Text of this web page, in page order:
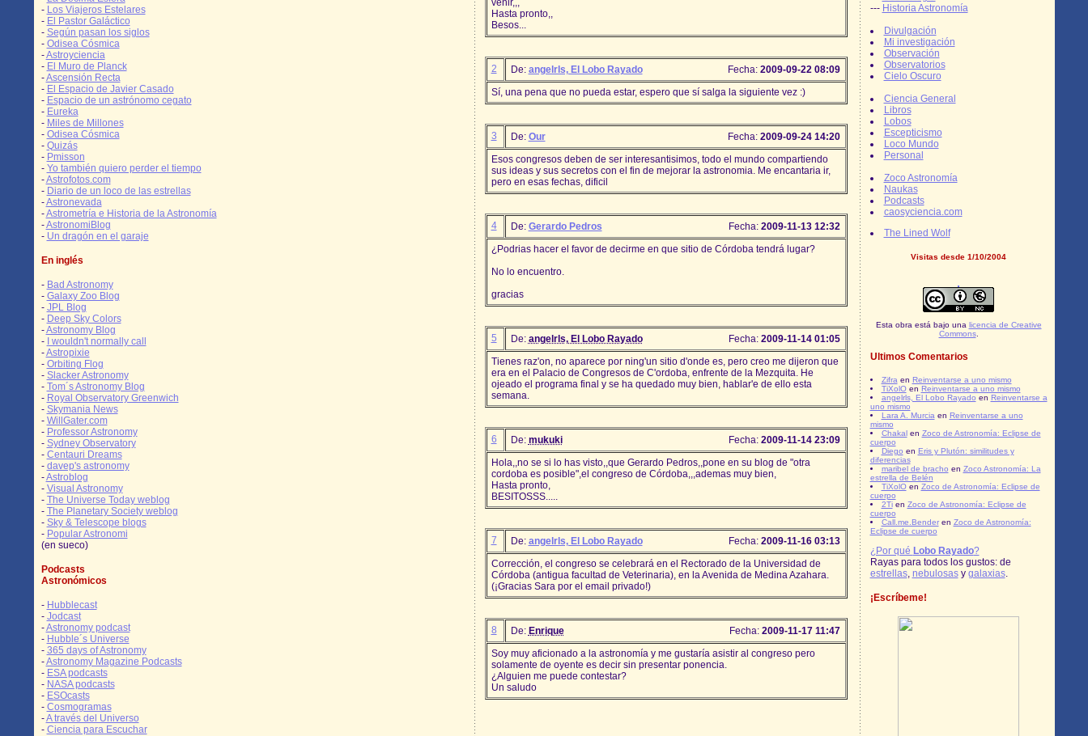
- Los Viajeros Estelares
- El Pastor Galáctico
- Según pasan los siglos
- Odisea Cósmica
-Astroyciencia
- El Muro de Planck
-Ascensión Recta
- El Espacio de Javier Casado
- Espacio de un astrónomo cegato
- Eureka
- Miles de Millones
- Odisea Cósmica
- Quizás
- Pmisson
- Yo también quiero perder el tiempo
-Astrofotos.com
- Diario de un loco de las estrellas
-Astronevada
-Astrometría e Historia de la Astronomía
-AstronomiBlog
- Un dragón en el garaje
En inglés
- Bad Astronomy
- Galaxy Zoo Blog
- JPL Blog
- Deep Sky Colors
-Astronomy Blog
- I wouldn't normally call
-Astropixie
- Orbiting Flog
- Slacker Astronomy
- Tom´s Astronomy Blog
- Royal Observatory Greenwich
- Skymania News
- WillGater.com
- Professor Astronomy
- Sydney Observatory
- Centauri Dreams
- davep's astronomy
-Astroblog
- Visual Astronomy
- The Universe Today weblog
- The Planetary Society weblog
- Sky & Telescope blogs
- Popular Astronomi
(en sueco)
Podcasts
Astronómicos
- Hubblecast
- Jodcast
-Astronomy podcast
- Hubble´s Universe
- 365 days of Astronomy
-Astronomy Magazine Podcasts
- ESA podcasts
- NASA podcasts
- ESOcasts
- Cosmogramas
-A través del Universo
- Ciencia para Escuchar
venir,,,
Hasta pronto,,
Besos...
2 De: angelrls, El Lobo Rayado Fecha: 2009-09-22 08:09
Sí, una pena que no pueda estar, espero que sí salga la siguiente vez :)
3 De: Our Fecha: 2009-09-24 14:20
Esos congresos deben de ser interesantisimos, todo el mundo compartiendo
sus ideas y sus secretos con el fin de mejorar la astronomia. Me encantaria ir,
pero en esas fechas, dificil
4 De: Gerardo Pedros Fecha: 2009-11-13 12:32
¿Podrias hacer el favor de decirme en que sitio de Córdoba tendrá lugar?
No lo encuentro.
gracias
5 De: angelrls, El Lobo Rayado Fecha: 2009-11-14 01:05
Tienes raz'on, no aparece por ning'un sitio d'onde es, pero creo me dijeron que
era en el Palacio de Congresos de C'ordoba, enfrente de la Mezquita. He
ojeado el programa final y se ha quedado muy bien, hablar'e de ello esta
semana.
6 De: mukuki Fecha: 2009-11-14 23:09
Hola,,no se si lo has visto,,que Gerardo Pedros,,pone en su blog de "otra
cordoba es posible",el congreso de Córdoba,,,ademas muy bien,
Hasta pronto,
BESITOSSS.....
7 De: angelrls, El Lobo Rayado Fecha: 2009-11-16 03:13
Corrección, el congreso se celebrará en el Rectorado de la Universidad de
Córdoba (antigua facultad de Veterinaria), en la Avenida de Medina Azahara.
(¡Gracias Sara por el email privado!)
8 De: Enrique Fecha: 2009-11-17 11:47
Soy muy aficionado a la astronomía y me gustaría asistir al congreso pero
solamente de oyente es decir sin presentar ponencia.
¿Alguien me puede contestar?
Un saludo
--- Historia Astronomía
Divulgación
Mi investigación
Observación
Observatorios
Cielo Oscuro
Ciencia General
Libros
Lobos
Escepticismo
Loco Mundo
Personal
Zoco Astronomía
Naukas
Podcasts
caosyciencia.com
The Lined Wolf
Visitas desde 1/10/2004
Esta obra está bajo una licencia de Creative
Commons.
Ultimos Comentarios
Zifra en Reinventarse a uno mismo
TiXolOen Reinventarse a uno mismo
angelrls, El Lobo Rayado en Reinventarse a
uno mismo
Lara A. Murcia en Reinventarse a uno
mismo
Chakalen Zoco de Astronomía: Eclipse de
cuerpo
Diego en Eris y Plutón: similitudes y
diferencias
maribel de bracho en Zoco Astronomía: La
estrella de Belén
TiXolOen Zoco de Astronomía: Eclipse de
cuerpo
2Tien Zoco de Astronomía: Eclipse de
cuerpo
Call.me.Benderen Zoco de Astronomía:
Eclipse de cuerpo
¿Por qué Lobo Rayado?
Rayas para todos los gustos: de
estrellas, nebulosasy galaxias.
¡Escríbeme!